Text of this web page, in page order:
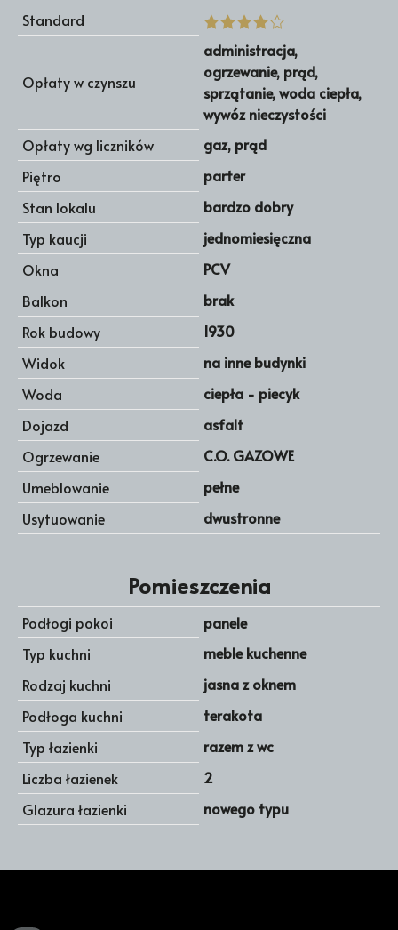
Standard
Opłaty w czynszu
administracja,
ogrzewanie, prąd,
sprzątanie, woda ciepła,
wywóz nieczystości
Opłaty wg liczników
gaz, prąd
Piętro
parter
Stan lokalu
bardzo dobry
Typ kaucji
jednomiesięczna
Okna
PCV
Balkon
brak
Rok budowy
1930
Widok
na inne budynki
Woda
ciepła - piecyk
Dojazd
asfalt
Ogrzewanie
C.O. GAZOWE
Umeblowanie
pełne
Usytuowanie
dwustronne
Pomieszczenia
Podłogi pokoi
panele
Typ kuchni
meble kuchenne
Rodzaj kuchni
jasna z oknem
Podłoga kuchni
terakota
Typ łazienki
razem z wc
Liczba łazienek
2
Glazura łazienki
nowego typu